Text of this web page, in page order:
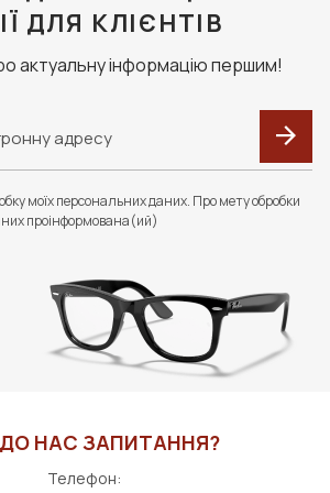
ДЛЯ КЛІЄНТІВ
актуальну інформацію першим!
моїх персональних даних. Про мету обробки
проінформована(ий)
НАС ЗАПИТАННЯ?
Телефон: